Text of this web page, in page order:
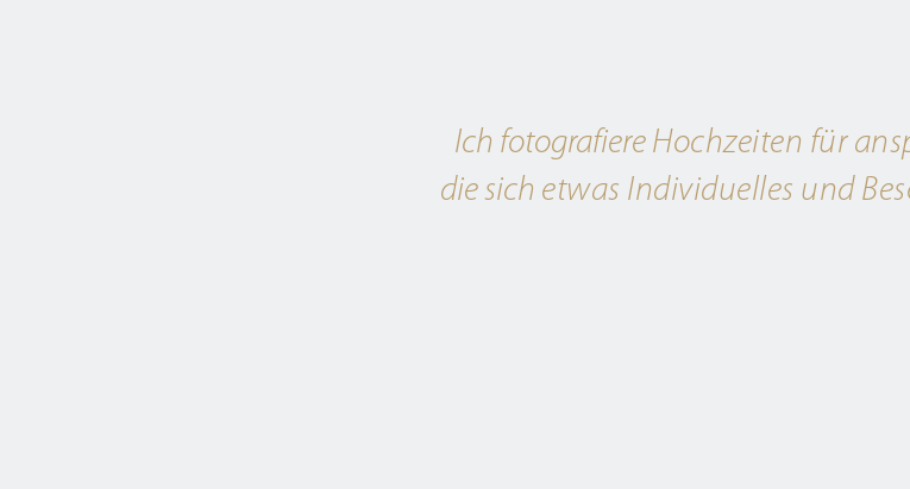
Ich fotografiere Hochzeiten für
die sich etwas Individuelles und